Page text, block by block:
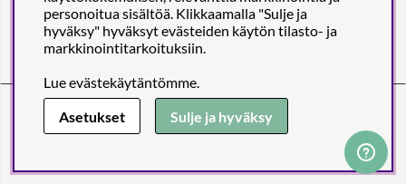
Reforma Sthlm AB (org. no. 556849-2606)
Engelbrektsgatan 29
(Note! Postal address only), SE-114 32
STOCKHOLM, Sweden
personoitua sisältöä. Klikkaamalla "Sulje ja
hyväksy" hyväksyt evästeiden käytön tilasto- ja
markkinointitarkoituksiin.
Lueevästekäytäntömme.
Asetukset
Sulje ja hyväksy